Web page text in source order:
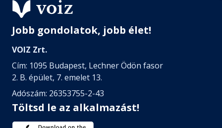
Jobb gondolatok, jobb élet!
VOIZ Zrt.
Cím: 1095 Budapest, Lechner Ödön fasor
2. B. épület, 7. emelet 13.
Adószám: 26353755-2-43
Töltsd le az alkalmazást!